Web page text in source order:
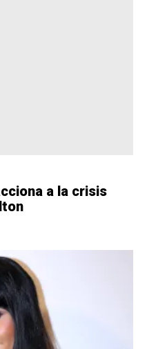
a la crisis